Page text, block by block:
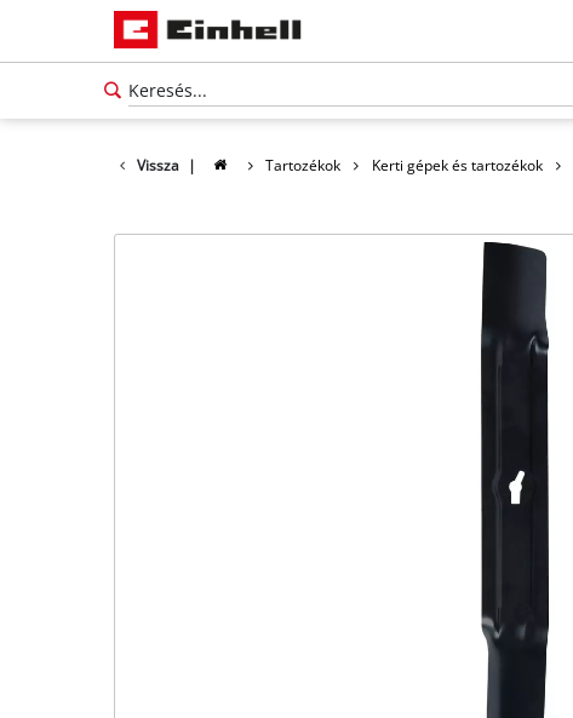
Vissza | Tartozékok Kerti gépek és tartozékok